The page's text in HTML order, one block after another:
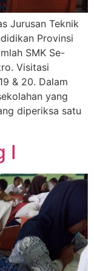
Jurusan Teknik
Provinsi
SMK Se-
Visitasi
& 20. Dalam
yang
diperiksa satu
I